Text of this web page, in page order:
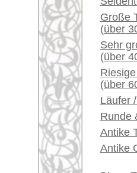
Ein kleines Teppich-
Glossar...
Händler können ihre
großen Teppiche hier
verkaufen
Info Center
Häufige Fragen
AGB
Bestellvorgang
Lieferung und
Widerrufsrecht
Datenschutz